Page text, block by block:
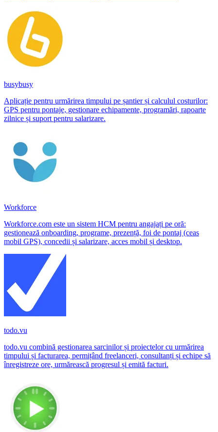
busybusy
Aplicație pentru urmărirea timpului pe șantier și calculul costurilor:
GPS pentru pontaje, gestionare echipamente, programări, rapoarte
zilnice și suport pentru salarizare.
Workforce
Workforce.com este un sistem HCM pentru angajați pe oră:
gestionează onboarding, programe, prezență, foi de pontaj (ceas
mobil GPS), concedii și salarizare, acces mobil și desktop.
todo.vu
todo.vu combină gestionarea sarcinilor și proiectelor cu urmărirea
timpului și facturarea, permițând freelanceri, consultanți și echipe să
înregistreze ore, urmărească progresul și emită facturi.